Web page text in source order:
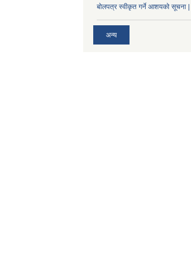
बोलपत्र स्वीकृत गर्ने आशयको सूचना |
अन्य